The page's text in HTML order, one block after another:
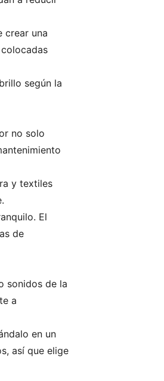
crear una
según la
no solo
y textiles
El
de
sonidos de la
a
en un
así que elige